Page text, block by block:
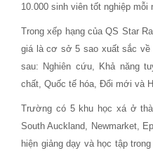
10.000 sinh viên tốt nghiệp mỗi
Trong xếp hạng của QS Star
giá là cơ sở 5 sao xuất sắc về
sau: Nghiên cứu, Khả năng
chất, Quốc tế hóa, Đổi mới và
Trường có 5 khu học xá ở
South Auckland, Newmarket,
hiện giảng dạy và học tập